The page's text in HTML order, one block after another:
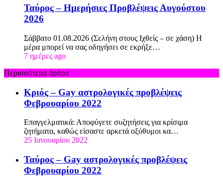
Ταύρος – Ημερήσιες Προβλέψεις Αυγούστου
2026
Σάββατο 01.08.2026 (Σελήνη στους Ιχθείς – σε χάση) Η
μέρα μπορεί να σας οδηγήσει σε εκρήξε…
7 ημέρες ago
Περισσότερα άρθρα
Κριός – Gay αστρολογικές προβλέψεις
Φεβρουαρίου 2022
Επαγγελματικά: Αποφύγετε συζητήσεις για κρίσιμα
ζητήματα, καθώς είσαστε αρκετά οξύθυμοι κα…
25 Ιανουαρίου 2022
Ταύρος – Gay αστρολογικές προβλέψεις
Φεβρουαρίου 2022